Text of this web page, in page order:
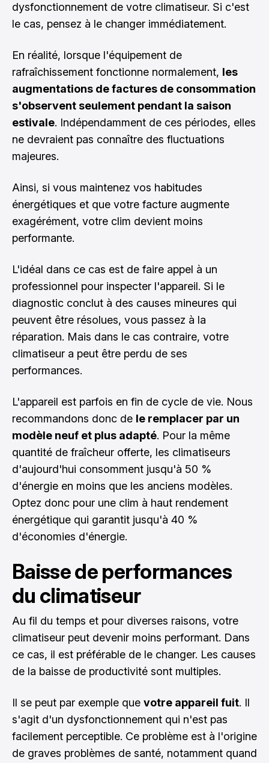
dysfonctionnement de votre climatiseur. Si c'est
le cas, pensez à le changer immédiatement.
En réalité, lorsque l'équipement de
rafraîchissement fonctionne normalement, les
augmentations de factures de consommation
s'observent seulement pendant la saison
estivale. Indépendamment de ces périodes, elles
ne devraient pas connaître des fluctuations
majeures.
Ainsi, si vous maintenez vos habitudes
énergétiques et que votre facture augmente
exagérément, votre clim devient moins
performante.
L'idéal dans ce cas est de faire appel à un
professionnel pour inspecter l'appareil. Si le
diagnostic conclut à des causes mineures qui
peuvent être résolues, vous passez à la
réparation. Mais dans le cas contraire, votre
climatiseur a peut être perdu de ses
performances.
L'appareil est parfois en fin de cycle de vie. Nous
recommandons donc de le remplacer par un
modèle neuf et plus adapté. Pour la même
quantité de fraîcheur offerte, les climatiseurs
d'aujourd'hui consomment jusqu'à 50 %
d'énergie en moins que les anciens modèles.
Optez donc pour une clim à haut rendement
énergétique qui garantit jusqu'à 40 %
d'économies d'énergie.
Baisse de performances
du climatiseur
Au fil du temps et pour diverses raisons, votre
climatiseur peut devenir moins performant. Dans
ce cas, il est préférable de le changer. Les causes
de la baisse de productivité sont multiples.
Il se peut par exemple que votre appareil fuit. Il
s'agit d'un dysfonctionnement qui n'est pas
facilement perceptible. Ce problème est à l'origine
de graves problèmes de santé, notamment quand